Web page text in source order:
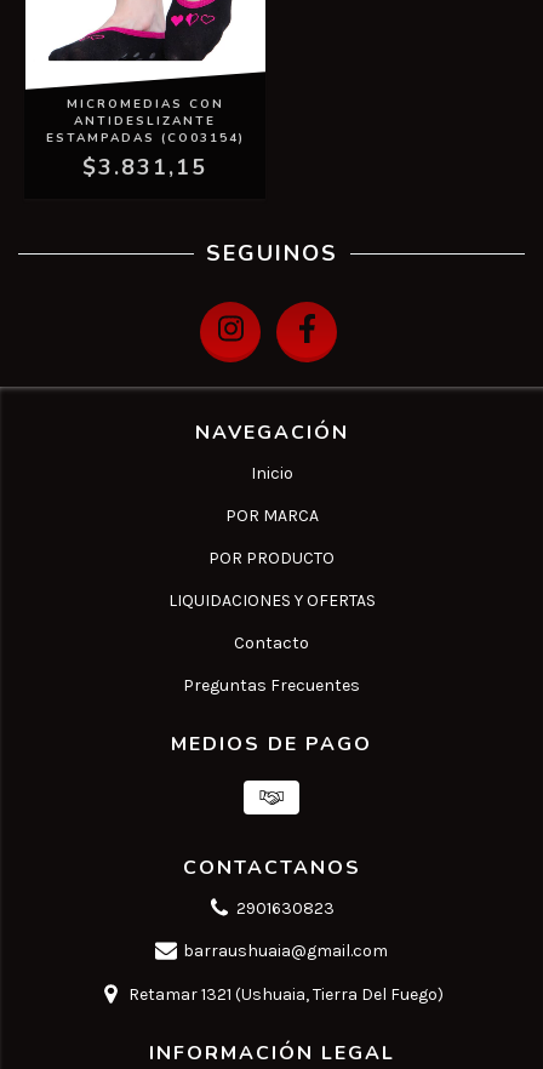
MICROMEDIAS CON
ANTIDESLIZANTE
ESTAMPADAS (CO03154)
$3.831,15
SEGUINOS
NAVEGACIÓN
Inicio
POR MARCA
POR PRODUCTO
LIQUIDACIONES Y OFERTAS
Contacto
Preguntas Frecuentes
MEDIOS DE PAGO
CONTACTANOS
2901630823
barraushuaia@gmail.com
Retamar 1321 (Ushuaia, Tierra Del Fuego)
INFORMACIÓN LEGAL